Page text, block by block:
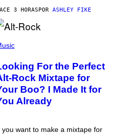
3 HORASPOR ASHLEY FIKE
For the Perfect
Rock Mixtape for
Boo? I Made It for
Already
you want to make a mixtape for